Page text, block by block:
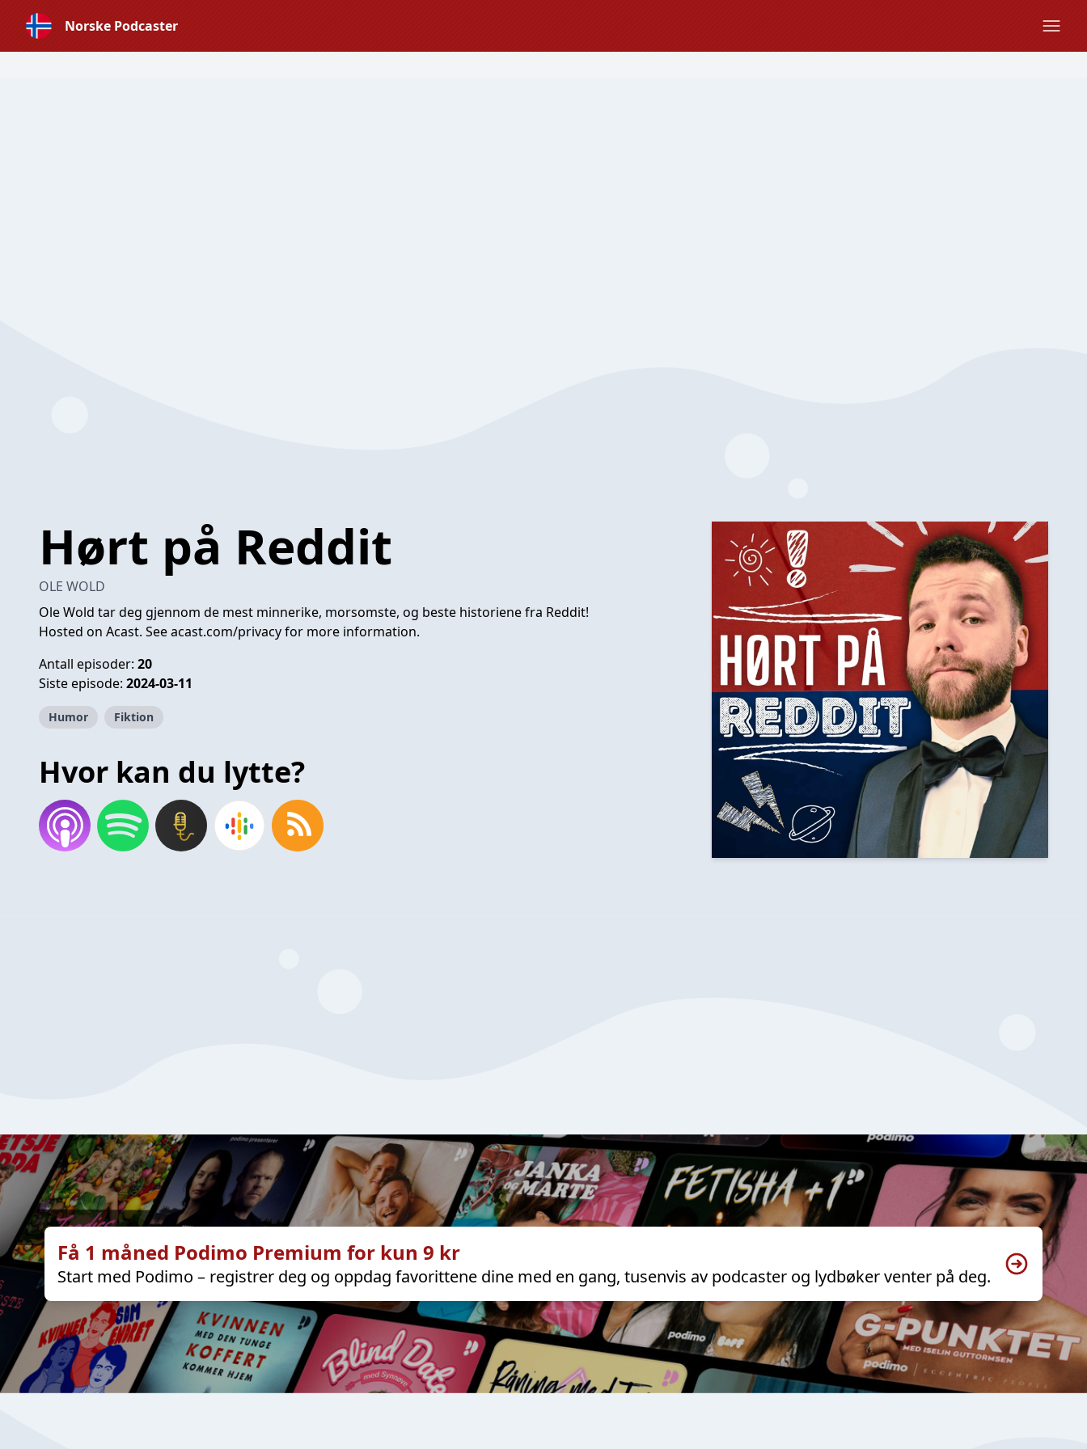
Norske Podcaster
Hørt på Reddit
OLE WOLD
Ole Wold tar deg gjennom de mest minnerike, morsomste, og beste historiene fra Reddit!
Hosted on Acast. Seeacast.com/privacyfor more information.
Antall episoder: 20
Siste episode: 2024-03-11
Humor Fiktion
Hvor kan du lytte?
Få 1 måned Podimo Premium for kun 9 kr
Start med Podimo – registrer deg og oppdag favorittene dine med en gang, tusenvis av podcaster og lydbøker venter på deg.